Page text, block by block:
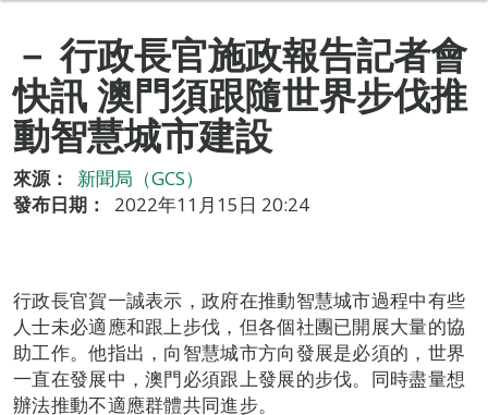
－ 行政長官施政報告記者會
快訊 澳門須跟隨世界步伐推
動智慧城市建設
來源：
新聞局（GCS）
發布日期：
2022年11月15日 20:24
行政長官賀一誠表示，政府在推動智慧城市過程中有些
人士未必適應和跟上步伐，但各個社團已開展大量的協
助工作。他指出，向智慧城市方向發展是必須的，世界
一直在發展中，澳門必須跟上發展的步伐。同時盡量想
辦法推動不適應群體共同進步。